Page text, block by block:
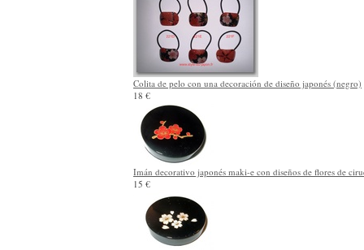
Colita de pelo con una decoración de diseño japonés (negro)
18 €
Imán decorativo japonés maki-e con diseños de flores de
15 €